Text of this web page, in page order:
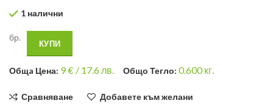
1 налични
бр.
КУПИ
Общa Цена: 9€ / 17.6 лв. Общо Тегло: 0.600кг.
Сравняване Добавете към желани